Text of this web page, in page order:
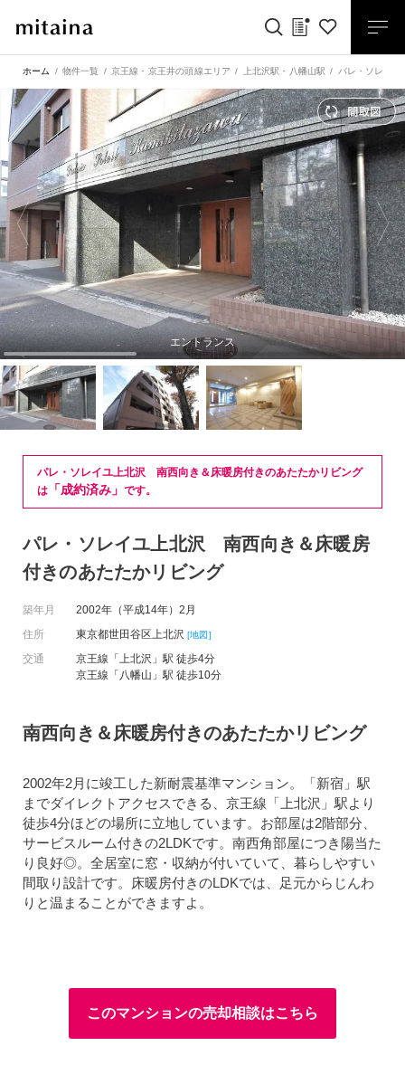
ホーム 物件一覧 京王線・京王井の頭線エリア 上北沢駅 ・ 八幡山駅 パレ・ソレイ
エントランス
パレ・ソレイユ上北沢 南西向き＆床暖房付きのあたたかリビング
は 「成約済み」 です。
パレ・ソレイユ上北沢 南西向き＆床暖房
付きのあたたかリビング
築年月
2002年（平成14年）2月
住所
東京都世田谷区上北沢 [地図]
交通
京王線「上北沢」駅 徒歩4分
京王線「八幡山」駅 徒歩10分
南西向き＆床暖房付きのあたたかリビング
2002年2月に竣工した新耐震基準マンション。「新宿」駅
までダイレクトアクセスできる、京王線「上北沢」駅より
徒歩4分ほどの場所に立地しています。お部屋は2階部分、
サービスルーム付きの2LDKです。南西角部屋につき陽当た
り良好◎。全居室に窓・収納が付いていて、暮らしやすい
間取り設計です。床暖房付きのLDKでは、足元からじんわ
りと温まることができますよ。
このマンションの売却相談はこちら